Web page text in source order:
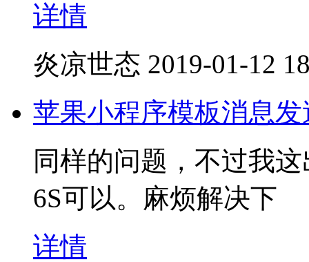
详情
炎凉世态 2019-01-12
苹果小程序模板消息
同样的问题，不过我
6S可以。麻烦解决下
详情